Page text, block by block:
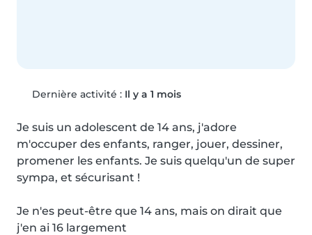
Dernière activité : Il y a 1 mois
Je suis un adolescent de 14 ans, j'adore
m'occuper des enfants, ranger, jouer, dessiner,
promener les enfants. Je suis quelqu'un de super
sympa, et sécurisant !
Je n'es peut-être que 14 ans, mais on dirait que
j'en ai 16 largement